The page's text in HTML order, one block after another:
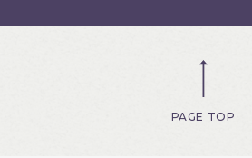
PAGE TOP